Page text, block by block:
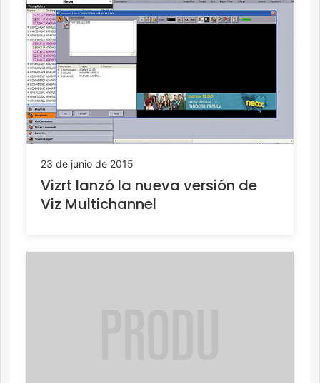
23 de junio de 2015
Vizrt lanzó la nueva versión de
Viz Multichannel